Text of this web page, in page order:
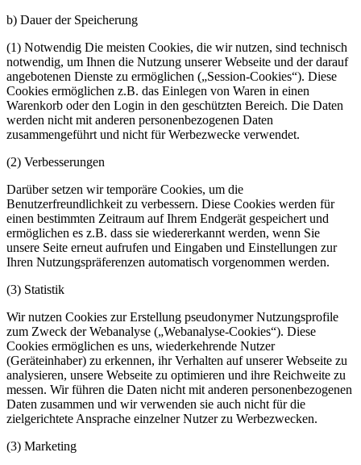
b) Dauer der Speicherung
(1) Notwendig Die meisten Cookies, die wir nutzen, sind technisch
notwendig, um Ihnen die Nutzung unserer Webseite und der darauf
angebotenen Dienste zu ermöglichen („Session-Cookies“). Diese
Cookies ermöglichen z.B. das Einlegen von Waren in einen
Warenkorb oder den Login in den geschützten Bereich. Die Daten
werden nicht mit anderen personenbezogenen Daten
zusammengeführt und nicht für Werbezwecke verwendet.
(2) Verbesserungen
Darüber setzen wir temporäre Cookies, um die
Benutzerfreundlichkeit zu verbessern. Diese Cookies werden für
einen bestimmten Zeitraum auf Ihrem Endgerät gespeichert und
ermöglichen es z.B. dass sie wiedererkannt werden, wenn Sie
unsere Seite erneut aufrufen und Eingaben und Einstellungen zur
Ihren Nutzungspräferenzen automatisch vorgenommen werden.
(3) Statistik
Wir nutzen Cookies zur Erstellung pseudonymer Nutzungsprofile
zum Zweck der Webanalyse („Webanalyse-Cookies“). Diese
Cookies ermöglichen es uns, wiederkehrende Nutzer
(Geräteinhaber) zu erkennen, ihr Verhalten auf unserer Webseite zu
analysieren, unsere Webseite zu optimieren und ihre Reichweite zu
messen. Wir führen die Daten nicht mit anderen personenbezogenen
Daten zusammen und wir verwenden sie auch nicht für die
zielgerichtete Ansprache einzelner Nutzer zu Werbezwecken.
(3) Marketing